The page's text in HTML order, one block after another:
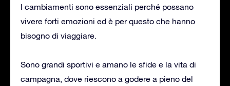
I cambiamenti sono essenziali perché possano
vivere forti emozioni ed è per questo che hanno
bisogno di viaggiare.
Sono grandi sportivi e amano le sfide e la vita di
campagna, dove riescono a godere a pieno del